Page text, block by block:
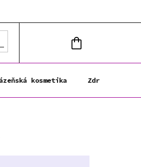
KOŠÍK
kosmetika Zdravá výživa